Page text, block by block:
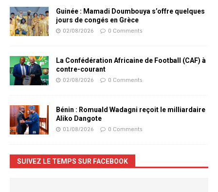
Guinée : Mamadi Doumbouya s’offre quelques
jours de congés en Grèce
02/08/2026 0 Comments
La Confédération Africaine de Football (CAF) à
contre-courant
02/08/2026 0 Comments
Bénin : Romuald Wadagni reçoit le milliardaire
Aliko Dangote
01/08/2026 0 Comments
SUIVEZ LE TEMPS SUR FACEBOOK